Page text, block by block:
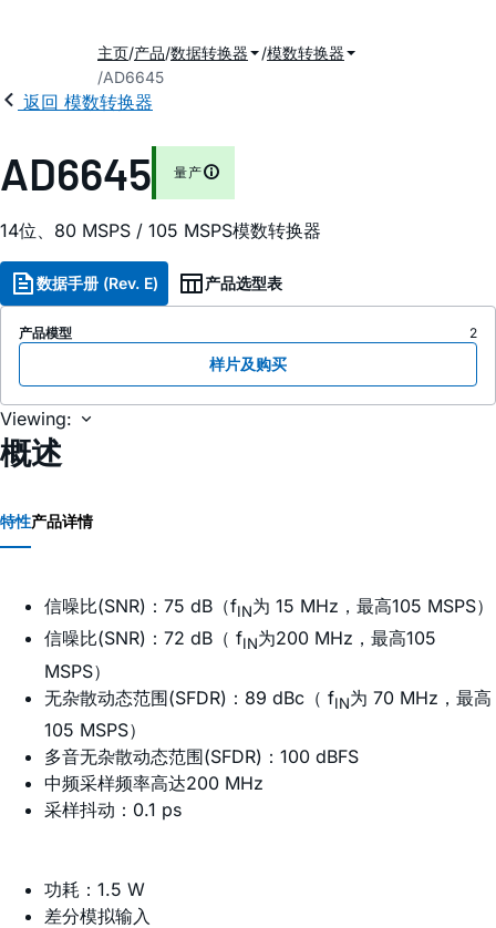
主页 产品 数据转换器
模数转换器
AD6645
返回 模数转换器
AD6645 量产
14位、80 MSPS / 105 MSPS模数转换器
数据手册 (Rev. E) 产品选型表
产品模型 2
样片及购买
Viewing:
概述
特性产品详情
信噪比(SNR)：75 dB（fIN为 15 MHz，最高105 MSPS）
信噪比(SNR)：72 dB（ fIN为200 MHz，最高105
MSPS）
无杂散动态范围(SFDR)：89 dBc（ fIN为 70 MHz，最高
105 MSPS）
多音无杂散动态范围(SFDR)：100 dBFS
中频采样频率高达200 MHz
采样抖动：0.1 ps
功耗：1.5 W
差分模拟输入